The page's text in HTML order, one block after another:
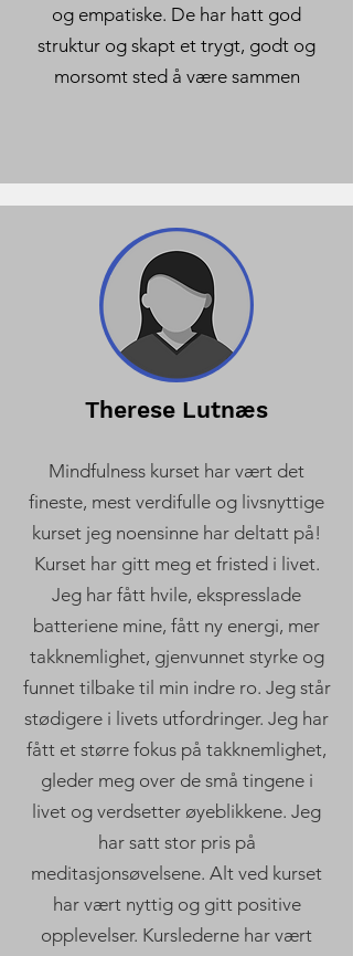
og empatiske. De har hatt god
struktur og skapt et trygt, godt og
morsomt sted å være sammen​
Therese Lutnæs
Mindfulness kurset har vært det
fineste, mest verdifulle og livsnyttige
kurset jeg noensinne har deltatt på!
Kurset har gitt meg et fristed i livet.
Jeg har fått hvile, ekspresslade
batteriene mine, fått ny energi, mer
takknemlighet, gjenvunnet styrke og
funnet tilbake til min indre ro. Jeg står
stødigere i livets utfordringer. Jeg har
fått et større fokus på takknemlighet,
gleder meg over de små tingene i
livet og verdsetter øyeblikkene. Jeg
har satt stor pris på
meditasjonsøvelsene. Alt ved kurset
har vært nyttig og gitt positive
opplevelser. Kurslederne har vært